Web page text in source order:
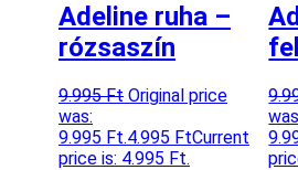
Adeline ruha –
rózsaszín
9.995Ft Original price
was:
9.995 Ft.4.995 FtCurrent
price is: 4.995 Ft.